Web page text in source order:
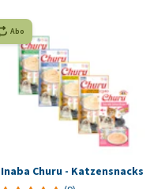
Abo
Inaba Churu - Katzensnacks